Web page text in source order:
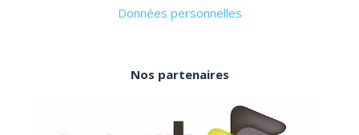
Données personnelles
Nos partenaires